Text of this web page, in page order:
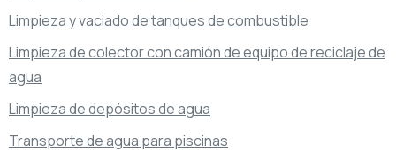
Limpieza y vaciado de tanques de combustible
Limpieza de colector con camión de equipo de reciclaje de
agua
Limpieza de depósitos de agua
Transporte de agua para piscinas